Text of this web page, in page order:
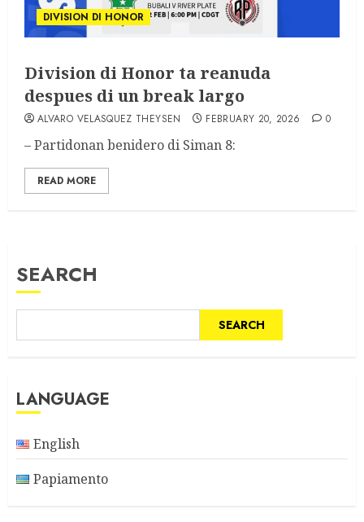
DIVISION DI HONOR
Division di Honor ta reanuda
despues di un break largo
ALVARO VELASQUEZ THEYSEN FEBRUARY 20, 2026 0
– Partidonan benidero di Siman 8:
READ MORE
SEARCH
SEARCH
LANGUAGE
English
Papiamento